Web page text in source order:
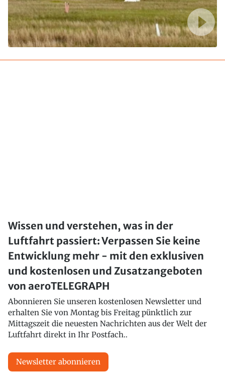
Wissen und verstehen, was in der
Luftfahrt passiert: Verpassen Sie keine
Entwicklung mehr - mit den exklusiven
und kostenlosen und Zusatzangeboten
von aeroTELEGRAPH
Abonnieren Sie unseren kostenlosen Newsletter und
erhalten Sie von Montag bis Freitag pünktlich zur
Mittagszeit die neuesten Nachrichten aus der Welt der
Luftfahrt direkt in Ihr Postfach..
Newsletter abonnieren